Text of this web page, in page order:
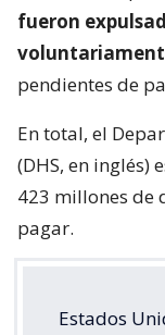
fueron
pendientes de
En total, el
(DHS, en inglés)
423 millones de
pagar.
Estados